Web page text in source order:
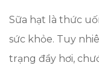
Sữa hạt là thức
sức khỏe. Tuy
trạng đầy hơi,